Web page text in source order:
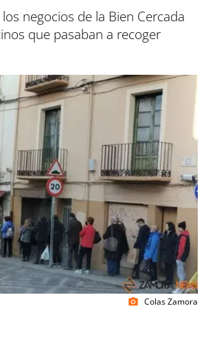
negocios de la Bien Cercada
que pasaban a recoger
photo_camera Colas Zamora